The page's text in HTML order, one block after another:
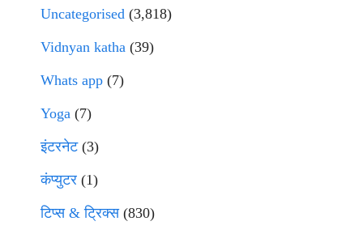
Uncategorised (3,818)
Vidnyan katha (39)
Whats app (7)
Yoga (7)
इंटरनेट(3)
कंप्युटर (1)
टिप्स & ट्रिक्स(830)